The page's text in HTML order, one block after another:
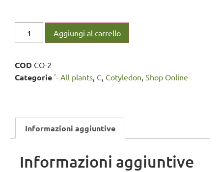
Aggiungi al carrello
COD CO-2
Categorie '- All plants C Cotyledon Shop Online
Informazioni aggiuntive
Informazioni aggiuntive